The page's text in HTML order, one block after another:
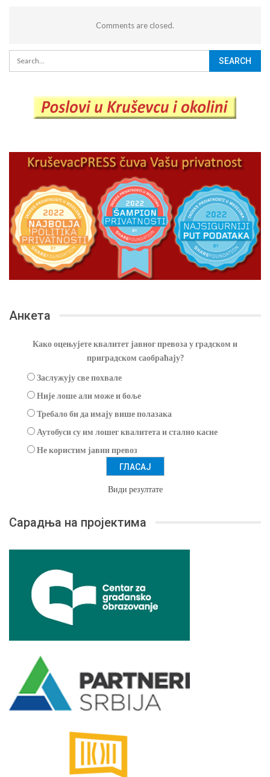
Comments are closed.
Анкета
Како оцењујете квалитет јавног превоза у градском и
приградском саобраћају?
Заслужују све похвале
Није лоше али може и боље
Требало би да имају више полазака
Аутобуси су им лошег квалитета и стално касне
Не користим јавни превоз
Види резултате
Сарадња на пројектима